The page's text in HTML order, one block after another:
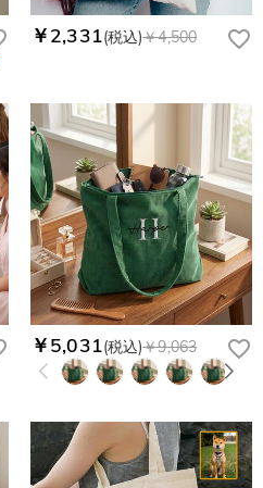
￥2,331(税込)￥4,500
￥5,031(税込)￥9,063